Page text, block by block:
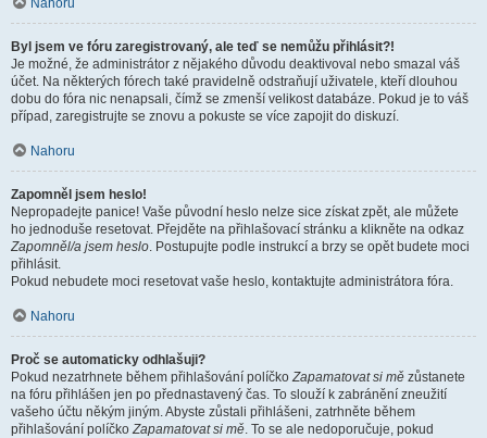
Nahoru
Byl jsem ve fóru zaregistrovaný, ale teď se nemůžu přihlásit?!
Je možné, že administrátor z nějakého důvodu deaktivoval nebo smazal váš
účet. Na některých fórech také pravidelně odstraňují uživatele, kteří dlouhou
dobu do fóra nic nenapsali, čímž se zmenší velikost databáze. Pokud je to váš
případ, zaregistrujte se znovu a pokuste se více zapojit do diskuzí.
Nahoru
Zapomněl jsem heslo!
Nepropadejte panice! Vaše původní heslo nelze sice získat zpět, ale můžete
ho jednoduše resetovat. Přejděte na přihlašovací stránku a klikněte na odkaz
Zapomněl/a jsem heslo. Postupujte podle instrukcí a brzy se opět budete moci
přihlásit.
Pokud nebudete moci resetovat vaše heslo, kontaktujte administrátora fóra.
Nahoru
Proč se automaticky odhlašuji?
Pokud nezatrhnete během přihlašování políčkoZapamatovat si mě zůstanete
na fóru přihlášen jen po přednastavený čas. To slouží k zabránění zneužití
vašeho účtu někým jiným. Abyste zůstali přihlášeni, zatrhněte během
přihlašování políčkoZapamatovat si mě. To se ale nedoporučuje, pokud